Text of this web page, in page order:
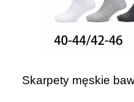
Skarpety męskie